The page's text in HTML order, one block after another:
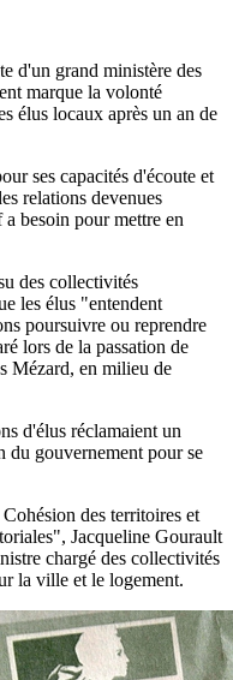
d'un grand ministère des
marque la volonté
élus locaux après un an de
ses capacités d'écoute et
relations devenues
besoin pour mettre en
des collectivités
les élus "entendent
poursuivre ou reprendre
lors de la passation de
Mézard, en milieu de
d'élus réclamaient un
du gouvernement pour se
des territoires et
Jacqueline Gourault
chargé des collectivités
la ville et le logement.